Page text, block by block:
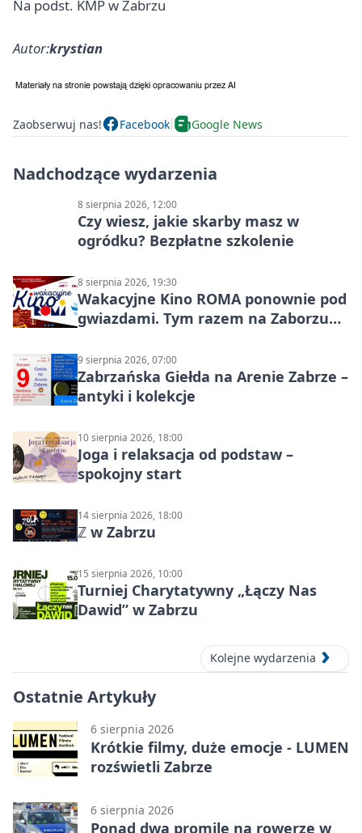
Na podst. KMP w Zabrzu
Autor:krystian
Zaobserwuj nas! Facebook Google News
Nadchodzące wydarzenia
8 sierpnia 2026, 12:00
Czy wiesz, jakie skarby masz w
ogródku? Bezpłatne szkolenie
8 sierpnia 2026, 19:30
Wakacyjne Kino ROMA ponownie pod
gwiazdami. Tym razem na Zaborzu
9 sierpnia 2026, 07:00
Zabrzańska Giełda na Arenie Zabrze –
antyki i kolekcje
10 sierpnia 2026, 18:00
Joga i relaksacja od podstaw –
spokojny start
14 sierpnia 2026, 18:00
ℤ w Zabrzu
15 sierpnia 2026, 10:00
Turniej Charytatywny „Łączy Nas
Dawid” w Zabrzu
Kolejne wydarzenia
Ostatnie Artykuły
6 sierpnia 2026
Krótkie filmy, duże emocje - LUMEN
rozświetli Zabrze
6 sierpnia 2026
Ponad dwa promile na rowerze w